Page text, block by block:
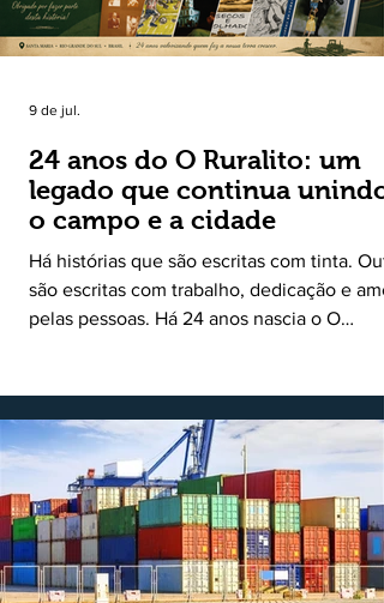
24 anos do O Ruralito: um
legado que continua unindo
o campo e a cidade
Há histórias que são escritas com tinta.
são escritas com trabalho, dedicação e
pelas pessoas. Há 24 anos nascia o O
das comunidades e dar voz às pessoas que
muitas vezes passam despercebidas pelos
grandes meios de comunicação. Muito mais
do que um jornal ou um portal de notícias,
Ruralito tornou-se uma missão. Essa missão
nasceu do
9 de jul.